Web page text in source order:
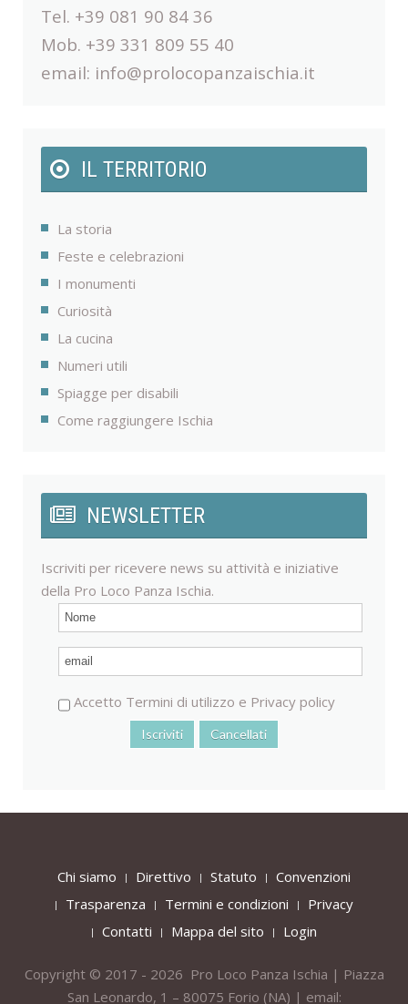
Tel. +39 081 90 84 36
Mob. +39 331 809 55 40
email: info@prolocopanzaischia.it
IL TERRITORIO
La storia
Feste e celebrazioni
I monumenti
Curiosità
La cucina
Numeri utili
Spiagge per disabili
Come raggiungere Ischia
NEWSLETTER
Iscriviti per ricevere news su attività e iniziative
della Pro Loco Panza Ischia.
Accetto Termini di utilizzo e Privacy policy
Chi siamo Direttivo Statuto
Convenzioni
Trasparenza
Termini e condizioni
Privacy
Contatti
Mappa del sito Login
Copyright © 2017 - 2026 Pro Loco Panza Ischia | Piazza
San Leonardo, 1 – 80075 Forio (NA) | email: